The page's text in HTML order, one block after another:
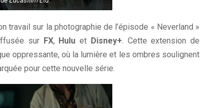
travail sur la photographie de l’épisode « Neverland »
sur FX, Hulu et Disney+. Cette extension de
oppressante, où la lumière et les ombres soulignent
pour cette nouvelle série.